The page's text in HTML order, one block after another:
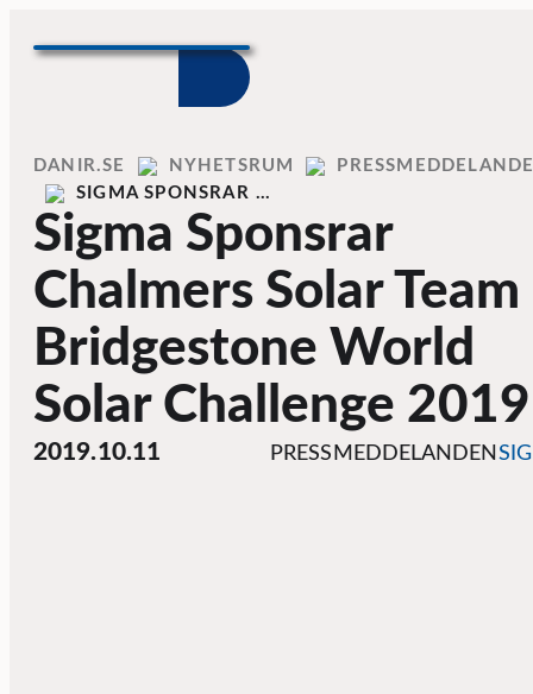
Home
DANIR NYHETSRUM
SIGMA SPONSRAR …
Sigma Sponsrar
Chalmers Solar Team
Bridgestone World
Solar Challenge 2019
2019.10.11 PRESSMEDDELANDEN